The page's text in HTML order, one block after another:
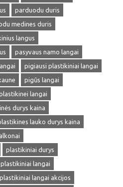
parduodu duris
medines duris
langus
pasyvaus namo langai
pigiausi plastikiniai langai
pigūs langai
langai
durys kaina
lauko durys kaina
plastikiniai durys
plastikiniai langai
plastikiniai langai akcijos